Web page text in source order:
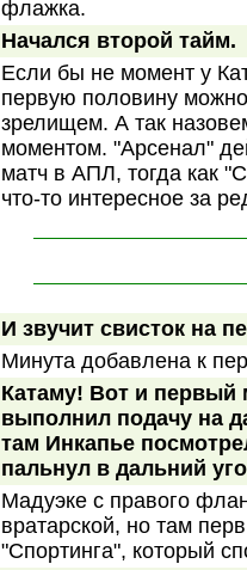
флажка.
Начался второй тайм.
Если бы не момент у
первую половину
зрелищем. А так
моментом. "Арсенал"
матч в АПЛ, тогда как
что-то интересное за
И звучит свисток на
Минута добавлена к
Катаму! Вот и первый
выполнил подачу на
там Инкапье
пальнул в дальний
Мадуэке с правого
вратарской, но там
"Спортинга", который